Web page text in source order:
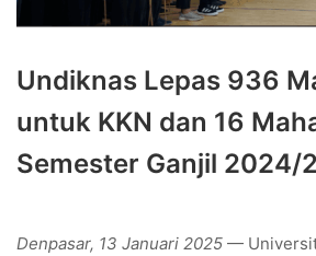
Undiknas Lepas 936
untuk KKN dan 16
Semester Ganjil 2024/
Denpasar, 13 Januari 2025 —